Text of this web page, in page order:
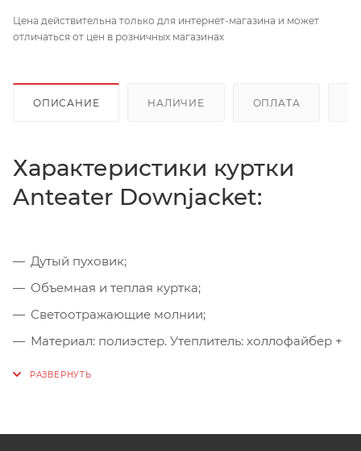
Цена действительна только для интернет-магазина и может
отличаться от цен в розничных магазинах
ОПИСАНИЕ НАЛИЧИЕ ОПЛАТА
Характеристики куртки
Anteater Downjacket:
Дутый пуховик;
Объемная и теплая куртка;
Светоотражающие молнии;
Материал: полиэстер. Утеплитель: холлофайбер +